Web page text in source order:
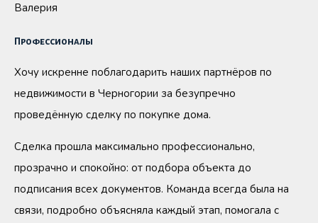
Валерия
Профессионалы
Хочу искренне поблагодарить наших партнёров по
недвижимости в Черногории за безупречно
проведённую сделку по покупке дома.
Сделка прошла максимально профессионально,
прозрачно и спокойно: от подбора объекта до
подписания всех документов. Команда всегда была на
связи, подробно объясняла каждый этап, помогала с